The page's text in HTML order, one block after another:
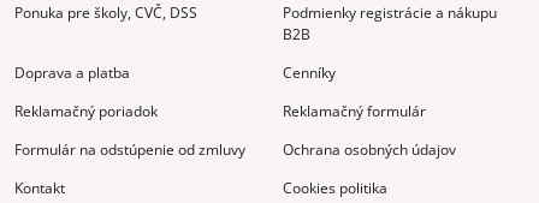
Ponuka pre školy, CVČ, DSS
Podmienky registrácie a nákupu
B2B
Doprava a platba
Cenníky
Reklamačný poriadok
Reklamačný formulár
Formulár na odstúpenie od zmluvy
Ochrana osobných údajov
Kontakt
Cookies politika